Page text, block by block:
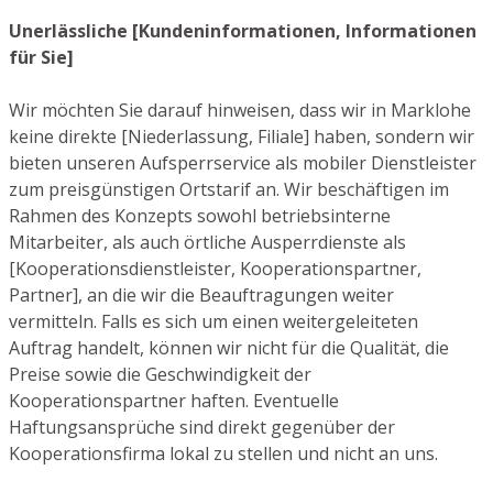
Unerlässliche [Kundeninformationen, Informationen
für Sie]
Wir möchten Sie darauf hinweisen, dass wir in Marklohe
keine direkte [Niederlassung, Filiale] haben, sondern wir
bieten unseren Aufsperrservice als mobiler Dienstleister
zum preisgünstigen Ortstarif an. Wir beschäftigen im
Rahmen des Konzepts sowohl betriebsinterne
Mitarbeiter, als auch örtliche Ausperrdienste als
[Kooperationsdienstleister, Kooperationspartner,
Partner], an die wir die Beauftragungen weiter
vermitteln. Falls es sich um einen weitergeleiteten
Auftrag handelt, können wir nicht für die Qualität, die
Preise sowie die Geschwindigkeit der
Kooperationspartner haften. Eventuelle
Haftungsansprüche sind direkt gegenüber der
Kooperationsfirma lokal zu stellen und nicht an uns.